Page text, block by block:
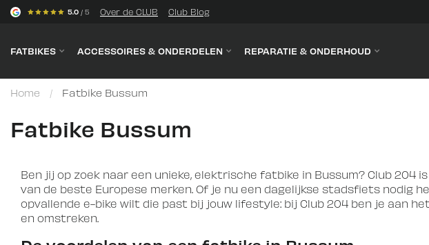
5.0 / 5 Over de CLUB Club Blog
FATBIKES ACCESSOIRES & ONDERDELEN REPARATIE & ONDERHOUD
Home / Fatbike Bussum
Fatbike Bussum
Ben jij op zoek naar een unieke, elektrische fatbike in Bussum? Club 204
van de beste Europese merken. Of je nu een dagelijkse stadsfiets
opvallende e-bike wilt die past bij jouw lifestyle: bij Club 204 ben je aan
en omstreken.